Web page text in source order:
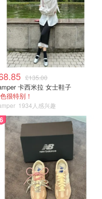
团，尽量提子不要
会比较美观）
£135.00
卡西米拉 女士鞋子
很特别！
1934人感兴趣
6